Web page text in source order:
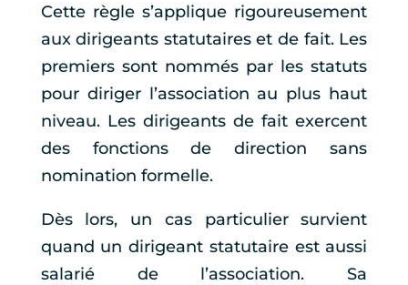
Cette règle s’applique rigoureusement
aux dirigeants statutaires et de fait. Les
premiers sont nommés par les statuts
pour diriger l’association au plus haut
niveau. Les dirigeants de fait exercent
des fonctions de direction sans
nomination formelle.
Dès lors, un cas particulier survient
quand un dirigeant statutaire est aussi
salarié de l’association. Sa